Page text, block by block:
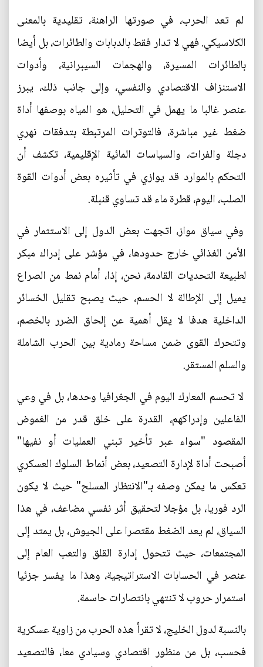
لم تعد الحرب، في صورتها الراهنة، تقليدية بالمعنى
الكلاسيكي. فهي لا تدار فقط بالدبابات والطائرات، بل أيضا
بالطائرات المسيرة، والهجمات السيبرانية، وأدوات
الاستنزاف الاقتصادي والنفسي، وإلى جانب ذلك، يبرز
عنصر غالبا ما يهمل في التحليل، هو المياه بوصفها أداة
ضغط غير مباشرة، فالتوترات المرتبطة بتدفقات نهري
دجلة والفرات، والسياسات المائية الإقليمية، تكشف أن
التحكم بالموارد قد يوازي في تأثيره بعض أدوات القوة
الصلب، اليوم، قطرة ماء قد تساوي قنبلة.
وفي سياق مواز، اتجهت بعض الدول إلى الاستثمار في
الأمن الغذائي خارج حدودها، في مؤشر على إدراك مبكر
لطبيعة التحديات القادمة، نحن، إذا، أمام نمط من الصراع
يميل إلى الإطالة لا الحسم، حيث يصبح تقليل الخسائر
الداخلية هدفا لا يقل أهمية عن إلحاق الضرر بالخصم،
وتتحرك القوى ضمن مساحة رمادية بين الحرب الشاملة
والسلم المستقر.
لا تحسم المعارك اليوم في الجغرافيا وحدها، بل في وعي
الفاعلين وإدراكهم، القدرة على خلق قدر من الغموض
المقصود "سواء عبر تأخير تبني العمليات أو نفيها"
أصبحت أداة لإدارة التصعيد، بعض أنماط السلوك العسكري
تعكس ما يمكن وصفه بـ"الانتظار المسلح" حيث لا يكون
الرد فوريا، بل مؤجلا لتحقيق أثر نفسي مضاعف، في هذا
السياق، لم يعد الضغط مقتصرا على الجيوش، بل يمتد إلى
المجتمعات، حيث تتحول إدارة القلق والتعب العام إلى
عنصر في الحسابات الاستراتيجية، وهذا ما يفسر جزئيا
استمرار حروب لا تنتهي بانتصارات حاسمة.
بالنسبة لدول الخليج، لا تقرأ هذه الحرب من زاوية عسكرية
فحسب، بل من منظور اقتصادي وسيادي معا، فالتصعيد